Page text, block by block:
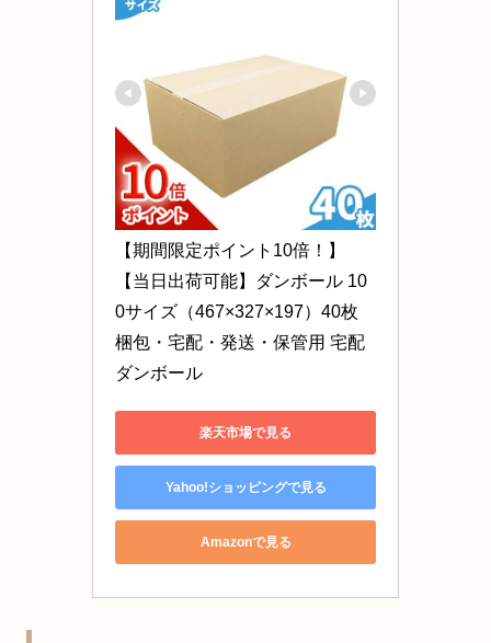
【期間限定ポイント10倍！】
【当日出荷可能】ダンボール 10
0サイズ（467×327×197）40枚
梱包・宅配・発送・保管用 宅配
ダンボール
楽天市場で見る
Yahoo!ショッピングで見る
Amazonで見る